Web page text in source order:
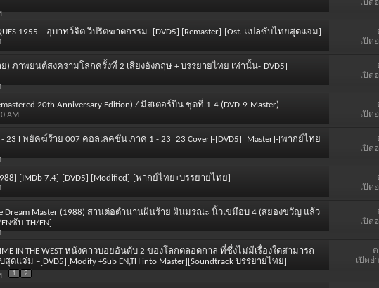
เปิด
1955 – อุบาทว์จิต วิปริตฆาตกรรม -[DVD5] [Remaster]-[Ost. แปลซับไทยสุดแจ่ม]
เปิด
าย) ภาพยนต์สงครามโลกครั้งที่ 2 เสียงอังกฤษ + บรรยายไทย เท่านั้น-[DVD5]
เปิด
20th Anniversary Edition) / มิสเตอร์บีน ชุดที่ 1-4 (DVD-9-Master)
AM
เปิด
1 - 23 l พยัคฆ์ร้าย 007 คอลเลคชั่น ภาค 1 - 23 [23 Cover]-[DVD5] [Master]-[พากย์ไทย
เปิด
[IMDb 7.4]-[DVD5] [Modified]-[พากย์ไทย+บรรยายไทย]
เปิด
Dream Master (1988) สานต่อตำนานฝันร้าย ฝันมรณะ นิ้วเขมือบ 4 (สยองขวัญ แล้ว
ซับ-TH/EN]
เปิด
IN THE WEST หนังคาวบอยอันดับ 2 ของโลกตลอดกาล ที่ซึ่งไม่มีเรื่องใดสามารถ
แจ่ม –[DVD5][Modify +Sub EN,TH into Master][Soundtrack บรรยายไทย]
1 2
เปิดอ่